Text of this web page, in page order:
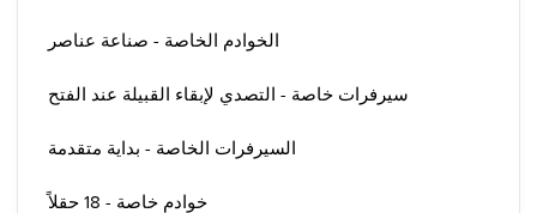
الخوادم الخاصة - صناعة عناصر
سيرفرات خاصة - التصدي لإبقاء القبيلة عند الفتح
السيرفرات الخاصة - بداية متقدمة
خوادم خاصة - 18 حقلاً